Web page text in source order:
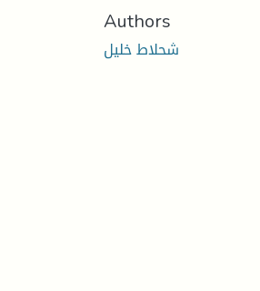
Authors
شحلاط خليل